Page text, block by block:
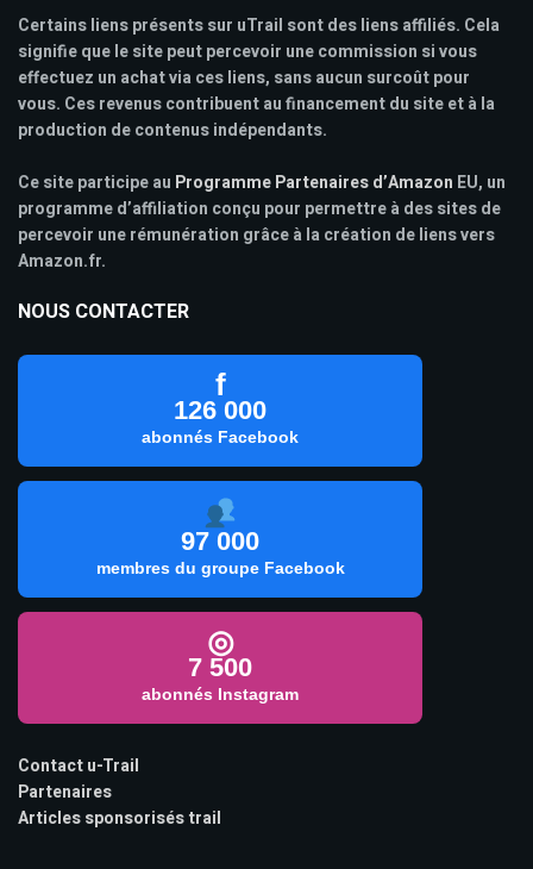
Certains liens présents sur uTrail sont des liens affiliés. Cela
signifie que le site peut percevoir une commission si vous
effectuez un achat via ces liens, sans aucun surcoût pour
vous. Ces revenus contribuent au financement du site et à la
production de contenus indépendants.
Ce site participe au Programme Partenaires d’Amazon EU, un
programme d’affiliation conçu pour permettre à des sites de
percevoir une rémunération grâce à la création de liens vers
Amazon.fr.
NOUS CONTACTER
f
126 000
abonnés Facebook
97 000
membres du groupe Facebook
◎
7 500
abonnés Instagram
Contact u-Trail
Partenaires
Articles sponsorisés trail